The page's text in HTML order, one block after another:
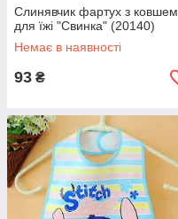
Слинявчик фартух з ковшем
для їжі "Свинка" (20140)
Немає в наявності
93 ₴